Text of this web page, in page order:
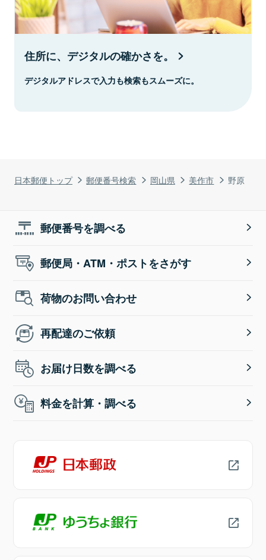
日本郵便トップ 郵便番号検索 岡山県 美作市 野原
住所に、デジタルの確かさを。
デジタルアドレスで入力も検索もスムーズに。
郵便番号を調べる
郵便局・ATM・ポストをさがす
荷物のお問い合わせ
再配達のご依頼
お届け日数を調べる
料金を計算・調べる